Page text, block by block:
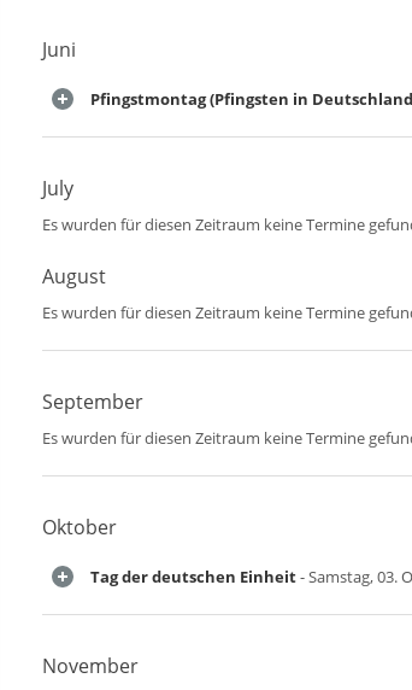
Juni
Pfingstmontag (Pfingsten in
July
Es wurden für diesen Zeitraum keine Termine
August
Es wurden für diesen Zeitraum keine Termine
September
Es wurden für diesen Zeitraum keine Termine
Oktober
Tag der deutschen Einheit- Samstag, 03.
November